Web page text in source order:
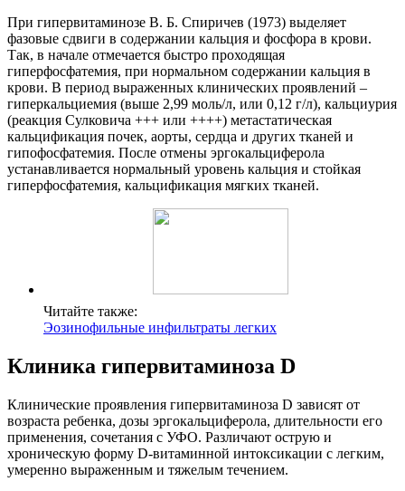
При гипервитаминозе В. Б. Спиричев (1973) выделяет
фазовые сдвиги в содержании кальция и фосфора в крови.
Так, в начале отмечается быстро проходящая
гиперфосфатемия, при нормальном содержании кальция в
крови. В период выраженных клинических проявлений –
гиперкальциемия (выше 2,99 моль/л, или 0,12 г/л), кальциурия
(реакция Сулковича +++ или ++++) метастатическая
кальцификация почек, аорты, сердца и других тканей и
гипофосфатемия. После отмены эргокальциферола
устанавливается нормальный уровень кальция и стойкая
гиперфосфатемия, кальцификация мягких тканей.
Читайте также:
Эозинофильные инфильтраты легких
Клиника гипервитаминоза D
Клинические проявления гипервитаминоза D зависят от
возраста ребенка, дозы эргокальциферола, длительности его
применения, сочетания с УФО. Различают острую и
хроническую форму D-витаминной интоксикации с легким,
умеренно выраженным и тяжелым течением.